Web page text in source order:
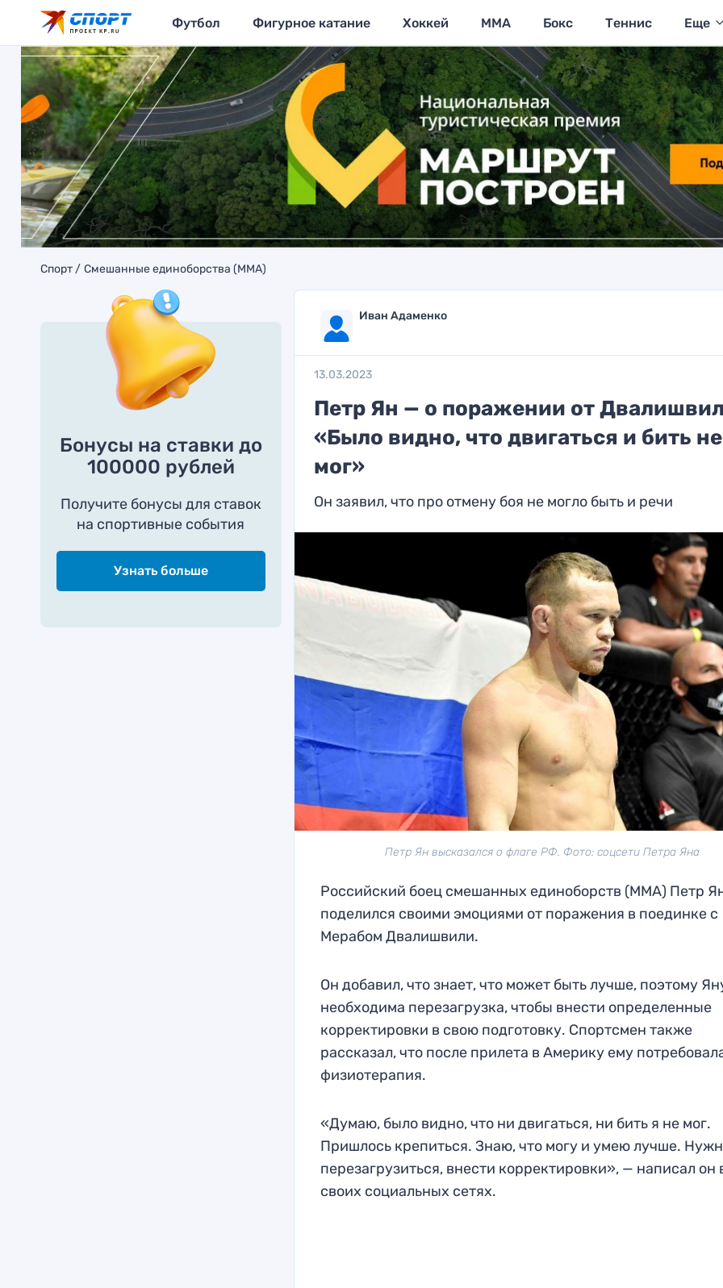
Футбол Фигурное катание Хоккей MMA Бокс Теннис Еще
Спорт Смешанные единоборства (MMA)
Бонусы на ставки до
100000 рублей
Получите бонусы для ставок
на спортивные события
Узнать больше
Иван Адаменко
13.03.2023
Петр Ян — о поражении от
«Было видно, что двигаться и бить не
мог»
Он заявил, что про отмену боя не могло быть и речи
Петр Ян высказался о флаге РФ. Фото: соцсети Петра Яна
Российский боец смешанных единоборств (ММА) Петр
поделился своими эмоциями от поражения в поединке с
Мерабом Двалишвили.
Он добавил, что знает, что может быть лучше, поэтому
необходима перезагрузка, чтобы внести определенные
корректировки в свою подготовку. Спортсмен также
рассказал, что после прилета в Америку ему
физиотерапия.
«Думаю, было видно, что ни двигаться, ни бить я не мог.
Пришлось крепиться. Знаю, что могу и умею лучше.
перезагрузиться, внести корректировки», — написал он
своих социальных сетях.